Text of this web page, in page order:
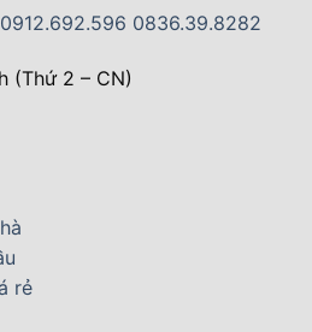
0912.692.596 0836.39.8282
(Thứ 2 – CN)
rẻ